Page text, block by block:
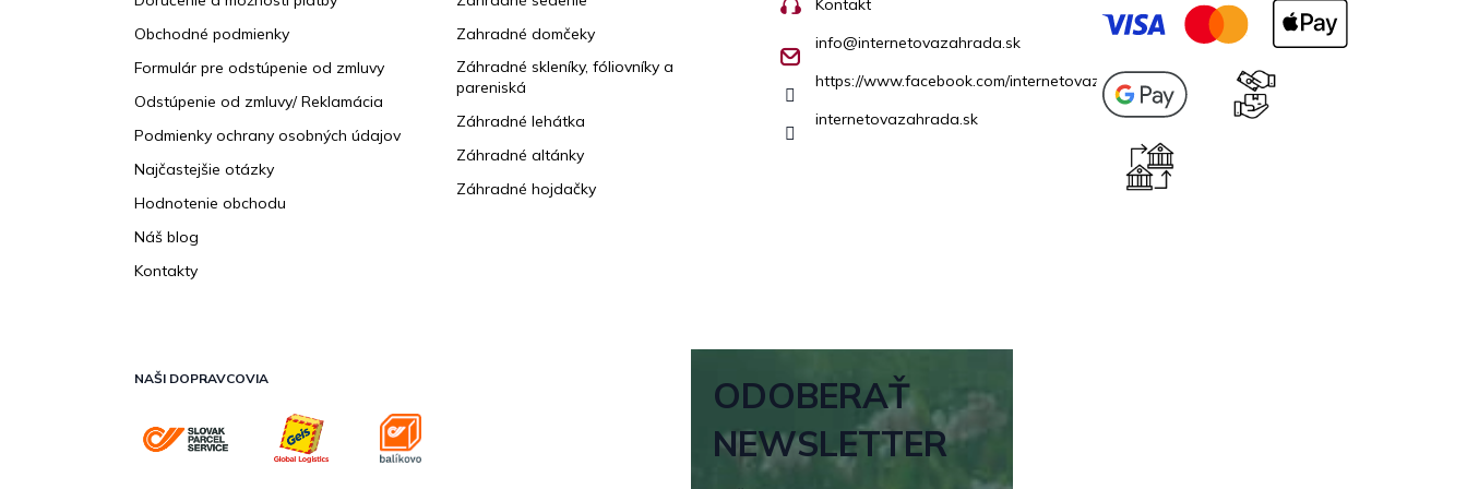
Obchodné podmienky
Formulár pre odstúpenie od zmluvy
Odstúpenie od zmluvy/ Reklamácia
Podmienky ochrany osobných údajov
Najčastejšie otázky
Hodnotenie obchodu
Náš blog
Kontakty
Zahradné domčeky
Záhradné skleníky, fóliovníky a
pareniská
Záhradné lehátka
Záhradné altánky
Záhradné hojdačky
Kontakt
info@internetovazahrada.sk
https://www.facebook.com/internetovazahrada.sk/
internetovazahrada.sk
NAŠI DOPRAVCOVIA
ODOBERAŤ
NEWSLETTER